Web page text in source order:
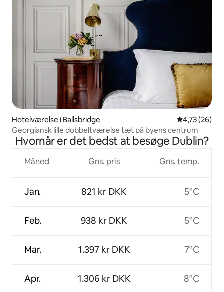
Hotelværelse i Ballsbridge 4,73 ud af 5
4,73 (26)
Georgiansk lille dobbeltværelse tæt på byens centrum
Hvornår er det bedst at besøge Dublin?
Måned
Jan.
Feb.
Mar.
Apr.
Gns. pris
821 kr DKK
938 kr DKK
1.397 kr DKK
1.306 kr DKK
Gns. temp.
5°C
5°C
7°C
8°C